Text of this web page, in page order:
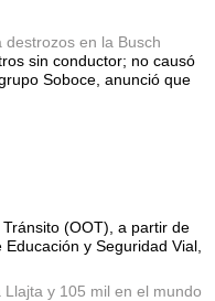
en la Busch
sin conductor; no causó
Soboce, anunció que
(OOT), a partir de
y Seguridad Vial,
y 105 mil en el mundo